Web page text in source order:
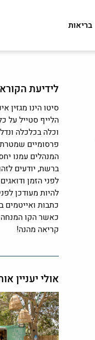
בריאות
לידיעת
סיטו הינו מגזין
הלייף סטייל על
וכלה בכלכלה
פרסומיים
המנהלים עמנו
ברשת, יודעים
לפני הזמן
להיות מעודכן
כתבות ואייטמים
כאשר הקו
קריאה מהנה!
אולי יעניין